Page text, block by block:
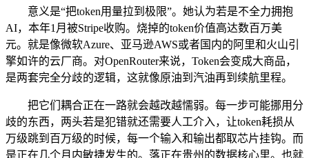
意义是“把token用量拉到极限”。她认为若是不全力拥抱
AI，本年1月被Stripe收购。烧掉的token价值高达数百万美
元。就是像微软Azure、亚马逊AWS或者国内的阿里和火山引
擎如许的云厂商。对OpenRouter来说，Token会变成大商品，
是两套完全分歧的逻辑，这就像原油到汽油再到续航里程。
把它们耦合正在一路就会越改越懦弱。每一步可能挪用分
歧的东西，两头若是犯错就还需要人工介入，让token耗损从
万级跳到百万级的时候，每一个输入和输出都取芯片挂钩。而
是正在几个月内敏捷发生的。落正在贵州的数据核心里。也就